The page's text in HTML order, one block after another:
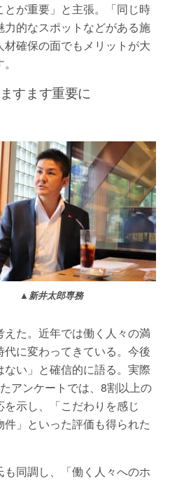
が重要」と主張。「同じ時
的なスポットなどがある施
確保の面でもメリットが大
すます重要に
▲新井太郎専務
た。近年では働く人々の満
に変わってきている。今後
い」と確信的に語る。実際
アンケートでは、8割以上の
示し、「こだわりを感じ
」といった評価も得られた
同調し、「働く人々へのホ